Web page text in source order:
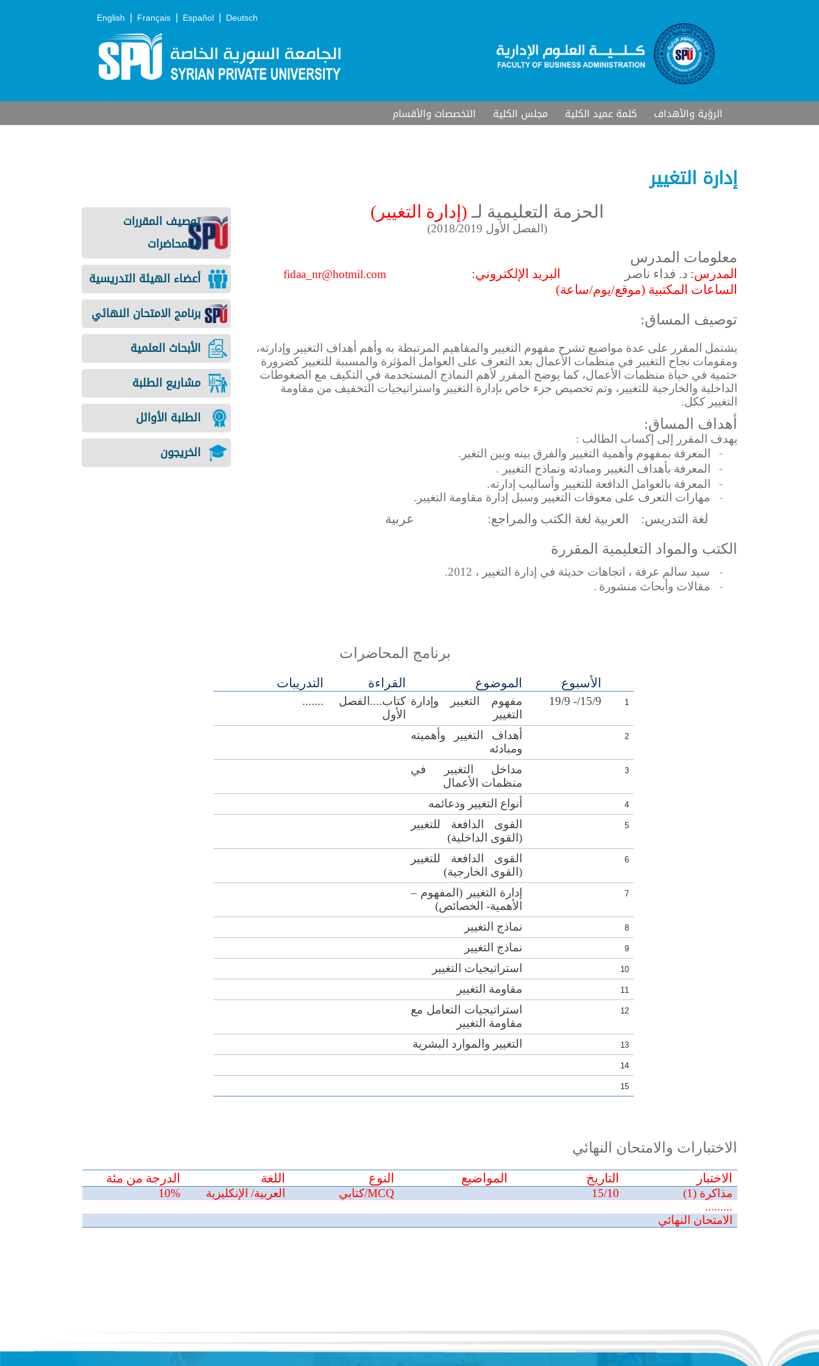
English | Français | Español | Deutsch
الرؤية والأهداف كلمة عميد الكلية مجلس الكلية التخصصات والأقسام
إدارة التغيير
توصيف المقررات
والمحاضرات
أعضاء الهيئة التدريسية
برنامج الامتحان النهائي
الأبحاث العلمية
مشاريع الطلبة
الطلبة الأوائل
الخريجون
الحزمة التعليمية لـ(إدارة التغيير)
(الفصل الأول 2018/2019)
معلومات المدرس
المدرس: د. فداء ناصر البريد الإلكتروني: fidaa_nr@hotmil.com
الساعات المكتبية (موقع/يوم/ساعة)
توصيف المساق:
يشتمل المقرر على عدة مواضيع تشرح مفهوم التغيير والمفاهيم المرتبطة به وأهم أهداف التغيير وإدارته،
ومقومات نجاح التغيير في منظمات الأعمال بعد التعرف على العوامل المؤثرة والمسببة للتغيير كضرورة
حتمية في حياة منظمات الأعمال، كما يوضح المقرر لأهم النماذج المستخدمة في التكيف مع الضغوطات
الداخلية والخارجية للتغيير، وتم تخصيص جزء خاص بإدارة التغيير واستراتيجيات التخفيف من مقاومة
التغيير ككل.
أهداف المساق:
يهدف المقرر إلى إكساب الطالب :
- المعرفة بمفهوم وأهمية التغيير والفرق بينه وبين التغير.
- المعرفة بأهداف التغيير ومبادئه ونماذج التغيير .
- المعرفة بالعوامل الدافعة للتغيير وأساليب إدارته.
- مهارات التعرف على معوقات التغيير وسبل إدارة مقاومة التغيير.
لغة التدريس: العربية لغة الكتب والمراجع: عربية
الكتب والمواد التعليمية المقررة
- سيد سالم عرفة ، اتجاهات حديثة في إدارة التغيير ، 2012.
- مقالات وأبحاث منشورة .
برنامج المحاضرات
الأسبوع الموضوع القراءة التدريبات
1
15/9/- 19/9
مفهوم التغيير وإدارة
التغيير
كتاب....الفصل
الأول
.......
2
أهداف التغيير وأهميته
ومبادئه
3
مداخل التغيير في
منظمات الأعمال
4 أنواع التغيير ودعائمه
5
القوى الدافعة للتغيير
(القوى الداخلية)
6
القوى الدافعة للتغيير
(القوى الخارجية)
7
إدارة التغيير (المفهوم –
الأهمية- الخصائص)
8 نماذج التغيير
9 نماذج التغيير
10 استراتيجيات التغيير
11 مقاومة التغيير
12
استراتيجيات التعامل مع
مقاومة التغيير
13 التغيير والموارد البشرية
14
15
الاختبارات والامتحان النهائي
الاختبار التاريخ المواضيع النوع اللغة الدرجة من مئة
مذاكرة (1) 15/10
MCQ/كتابي العربية/ الإنكليزية
10%
.........
الامتحان النهائي